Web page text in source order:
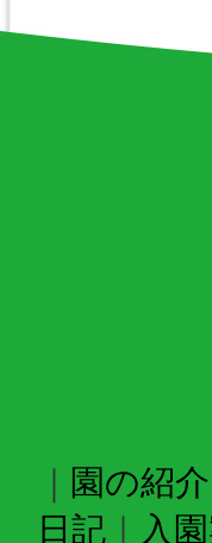
｜ 園の紹介
日記 ｜ 入